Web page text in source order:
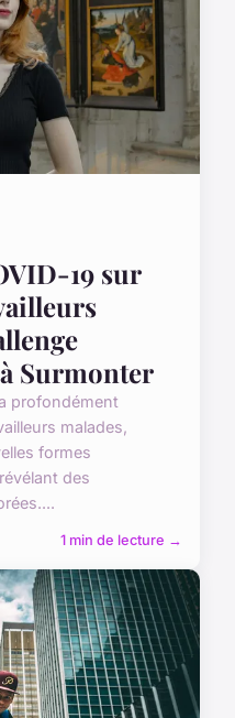
19 sur
Surmonter
profondément
malades,
formes
des
1 min de lecture →